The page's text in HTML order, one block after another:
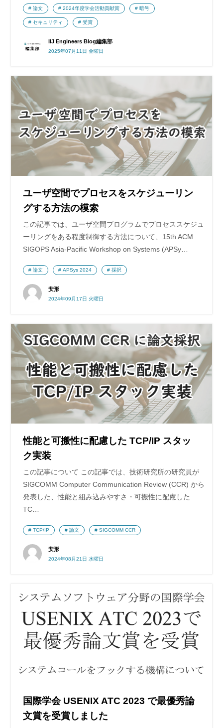
IIJ Engineers Blog編集部
2025年07月11日 金曜日
論文 2024年度学会活動貢献賞 暗号
セキュリティ 受賞
ユーザ空間でプロセスをスケジューリン
グする方法の模索
この記事では、ユーザ空間プログラムでプロセススケジュ
ーリングをある程度制御する方法について、15th ACM
SIGOPS Asia-Pacific Workshop on Systems (APSy…
安形
2024年09月17日 火曜日
論文 APSys 2024 採択
性能と可搬性に配慮した TCP/IP スタッ
ク実装
この記事について この記事では、技術研究所の研究員が
SIGCOMM Computer Communication Review (CCR) から
発表した、性能と組み込みやすさ・可搬性に配慮した
TC…
安形
2024年08月21日 水曜日
TCP/IP 論文 SIGCOMM CCR
国際学会 USENIX ATC 2023 で最優秀論
文賞を受賞しました